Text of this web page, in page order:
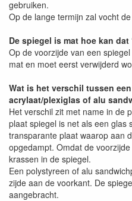
gebruiken.
Op de lange termijn zal vocht
De spiegel is mat hoe kan dat
Op de voorzijde van een
mat en moet eerst verwijderd
Wat is het verschil tussen
acrylaat/plexiglas of alu
Het verschil zit met name in de
plaat spiegel is net als een glas
transparante plaat waarop aan
opgedampt. Omdat de
krassen in de spiegel.
Een polystyreen of alu
zijde aan de voorkant. De
aangebracht.